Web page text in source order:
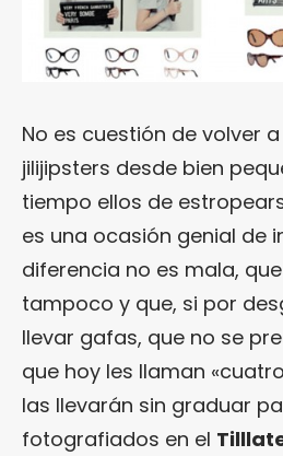
No es cuestión de volver
jilijipsters desde bien
tiempo ellos de
es una ocasión genial de
diferencia no es mala,
tampoco y que, si por
llevar gafas, que no se
que hoy les llaman
las llevarán sin graduar
fotografiados en el